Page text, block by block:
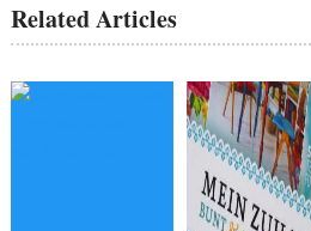
Related Articles